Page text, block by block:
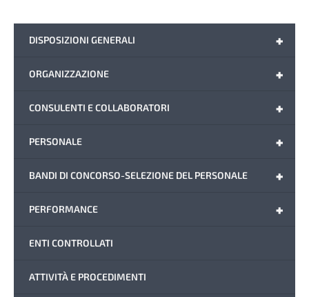
+
DISPOSIZIONI GENERALI
+
ORGANIZZAZIONE
+
CONSULENTI E COLLABORATORI
+
PERSONALE
+
BANDI DI CONCORSO-SELEZIONE DEL PERSONALE
+
PERFORMANCE
ENTI CONTROLLATI
ATTIVITÀ E PROCEDIMENTI